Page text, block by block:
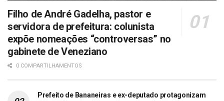
Filho de André Gadelha, pastor e
servidora de prefeitura: colunista
expõe nomeações “controversas” no
gabinete de Veneziano
0 COMPARTILHAMENTOS
Prefeito de Bananeiras e ex-deputado protagonizam